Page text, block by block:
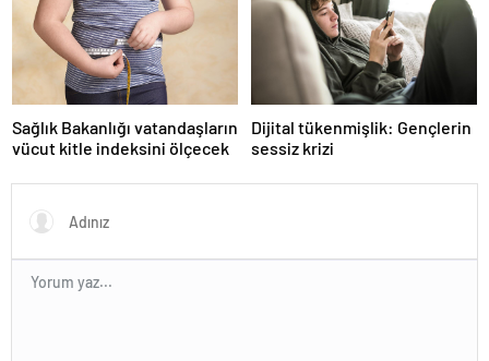
Sağlık Bakanlığı vatandaşların
vücut kitle indeksini ölçecek
Dijital tükenmişlik: Gençlerin
sessiz krizi